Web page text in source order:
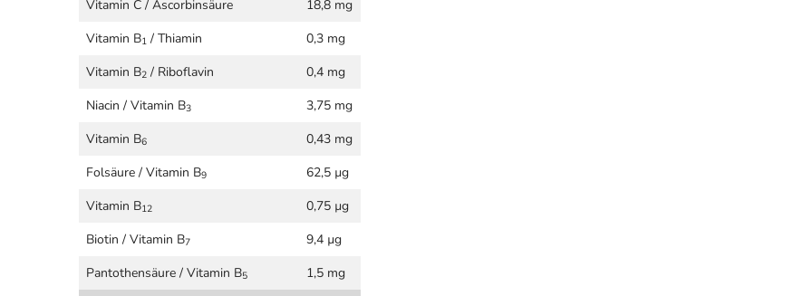
Vitamin C / Ascorbinsäure
18,8 mg
Vitamin B1 / Thiamin
0,3 mg
Vitamin B2 / Riboflavin
0,4 mg
Niacin / Vitamin B3
3,75 mg
Vitamin B6
0,43 mg
Folsäure / Vitamin B9
62,5 µg
Vitamin B12
0,75 µg
Biotin / Vitamin B7
9,4 µg
Pantothensäure / Vitamin B5 1,5 mg